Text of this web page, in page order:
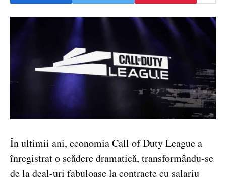
În ultimii ani, economia Call of Duty League a
înregistrat o scădere dramatică, transformându-se
de la deal-uri fabuloase la contracte cu salariu